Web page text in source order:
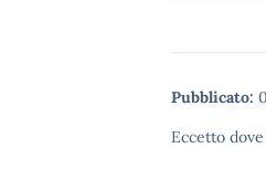
Pubblicato:
Eccetto